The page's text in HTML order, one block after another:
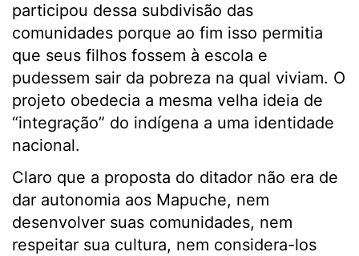
participou dessa subdivisão das
comunidades porque ao fim isso permitia
que seus filhos fossem à escola e
pudessem sair da pobreza na qual viviam. O
projeto obedecia a mesma velha ideia de
“integração” do indígena a uma identidade
nacional.
Claro que a proposta do ditador não era de
dar autonomia aos Mapuche, nem
desenvolver suas comunidades, nem
respeitar sua cultura, nem considera-los